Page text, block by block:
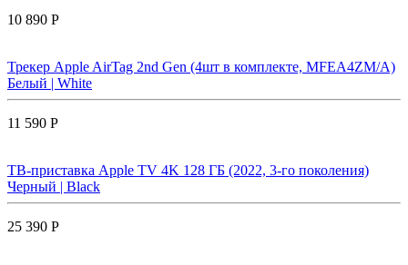
10 890 Р
Трекер Apple AirTag 2nd Gen (4шт в комплекте, MFEA4ZM/A)
Белый | White
11 590 Р
ТВ-приставка Apple TV 4K 128 ГБ (2022, 3-го поколения)
Черный | Black
25 390 Р